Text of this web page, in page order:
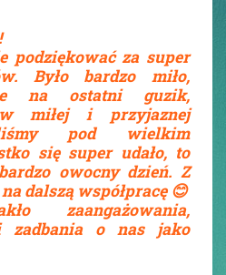
podziękować za super
Było bardzo miło,
na ostatni guzik,
miłej i przyjaznej
pod wielkim
się super udało, to
owocny dzień. Z
dalszą współpracę 😊
zaangażowania,
zadbania o nas jako